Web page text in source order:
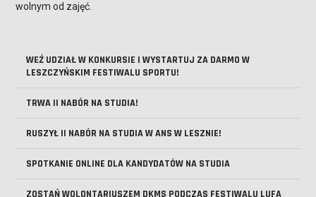
WEŹ UDZIAŁ W KONKURSIE I WYSTARTUJ ZA DARMO W
LESZCZYŃSKIM FESTIWALU SPORTU!
TRWA II NABÓR NA STUDIA!
RUSZYŁ II NABÓR NA STUDIA W ANS W LESZNIE!
SPOTKANIE ONLINE DLA KANDYDATÓW NA STUDIA
ZOSTAŃ WOLONTARIUSZEM DKMS PODCZAS FESTIWALU LUFA
wolnym od zajęć.